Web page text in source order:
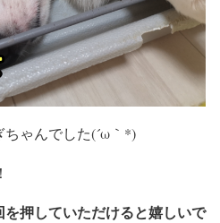
ゃんでした(´ω｀*)
押していただけると嬉しいで